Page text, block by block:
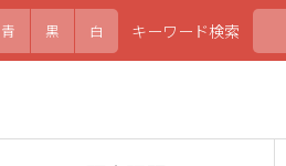
キーワード検索
青 黒 白